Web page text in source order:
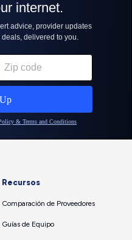
Recursos
Comparación de Proveedores
Guías de Equipo